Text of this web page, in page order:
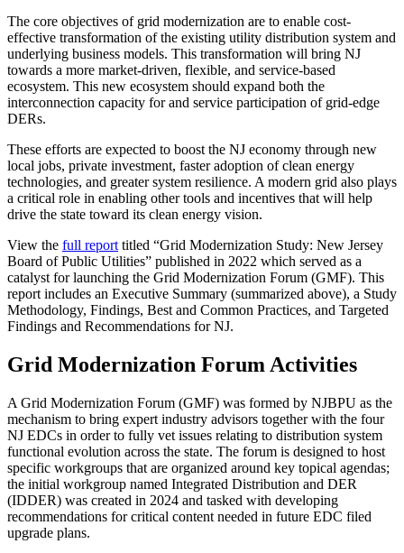
The core objectives of grid modernization are to enable cost-
effective transformation of the existing utility distribution system and
underlying business models. This transformation will bring NJ
towards a more market-driven, flexible, and service-based
ecosystem. This new ecosystem should expand both the
interconnection capacity for and service participation of grid-edge
DERs.​​​​‌ ‍ ​‍​‍‌‍ ‌ ​‍‌‍‍‌‌‍‌ ‌‍‍‌‌‍ ‍​‍​‍​ ‍‍​‍​‍‌ ​ ‌‍​‌‌‍ ‍‌‍‍‌‌ ‌​‌ ‍‌​‍ ‍‌‍‍‌‌‍ ​‍​‍​‍ ​​‍​‍‌‍‍​‌ ​‍‌‍‌‌‌‍‌‍​‍​‍​ ‍‍​‍​‍‌‍‍​‌ ‌​‌ ‌​‌ ​​​ ‍‍​‍ ​‍ ‌‍ ​‌‍ ‌‍​ ‌‍​‌‌‍ ​‌‍‍​‌‍ ‌ ​ ‌ ‌​​ ‍‍​ ​ ​ ​ ​ ​ ​ ​ ​‍ ‌‍‍‌‌‍ ‍‌ ‌​‌‍‌‌‌‍ ‍‌ ‌​​‍ ‌‍‌‌‌‍‌​‌‍‍‌‌ ‌​​‍ ‌‍ ‌‌‍ ‌‍‌​‌‍‌‌​ ‌‌ ​​‌ ​‍‌‍‌‌‌ ​ ‌‍‌‌‌‍ ‍‌ ‌​‌‍​‌‌ ‌​‌‍‍‌‌‍ ‌‍ ‍​ ‍ ‌‍‍‌‌‍‌​​ ‌​ ‌​‌‍‌‍​ ‌‍​ ‍‌​ ‌‌​ ​‌​ ‍​‌‍‌‍​‍ ‌​ ​ ​ ‌‍​ ​​​ ​ ​‍ ‌​ ‌​​ ‍​‌‍‌​​ ‌‍​‍ ‌​ ‍​‌‍​‍‌‍‌‍​ ‍​​‍ ‌​ ‍​​ ​​​ ​ ​ ‌‌​ ‌ ‌‍‌​​ ​​‌‍​‌​ ‌​​ ‍‌‌‍‌‍​ ‌‌​ ‍ ‌ ‌​‌ ‍‌‌ ​​‌‍‌‌​ ‌‌ ​​‌ ​‍‌‍ ‌‍‌ ‌ ​‍‌‍​‌‌‍ ‌​ ‍ ‌ ​​‌‍​‌‌ ‌​‌‍‍​​ ‌‌‍​ ‌‍ ‌‍ ‍‌ ‌​‌‍‌‌‌‍ ‍‌ ‌​‌‌​ ‌‍‌‌‌‍​ ‌ ‌​‌‍‍‌‌‍ ‌‍ ‍‌ ​ ​‍‌‌​ ‌‌‌​​‍‌‌ ‌‍‍ ‌‍‌‌‌ ‍‌​‍‌‌​ ​ ‌​‌​​‍‌‌​ ​ ‌​‌​​‍‌‌​ ​‍​ ​‍​ ​‌‌‍​ ​ ​‍‌‍​‍​ ‌‍​ ‍​​ ​‌‌‍‌​​ ‍​‌‍​‍‌‍​ ​ ‌ ​‍‌‌​ ​‍​ ​‍​‍‌‌​ ‌‌‌​‌​​‍ ‍‌‍​ ‌‍ ‌‍ ‍‌ ‌​‌‍‌‌‌‍ ‍‌ ‌​​‍‌‌​ ‌‌‌​​‍‌‌ ‌‍‍ ‌‍‌‌‌ ‍‌​‍‌‌​ ​ ‌​‌​​‍‌‌​ ​ ‌​‌​​‍‌‌​ ​‍​ ​‍‌‍​‌​ ‌ ​ ​ ​ ‌ ​ ​‍​ ‌​​ ‌‌‌‍‌​​ ‍‌​ ​​​ ​ ​ ‌‌​‍‌‌​ ​‍​ ​‍​‍‌‌​ ‌‌‌​‌​​‍ ‍‌‍​ ‌‍‍​‌‍‍‌‌‍ ​‌‍‌​‌ ​‍‌‍‌‌‌‍ ‍​‍‌‌​ ‌‌‌​​‍‌‌ ‌‍‍ ‌‍‌‌‌ ‍‌​‍‌‌​ ​ ‌​‌​​‍‌‌​ ​ ‌​‌​​‍‌‌​ ​‍​ ​‍​ ‍‌​ ‍​​ ‍​‌‍​‍​ ​‍​ ‌​‌‍​ ‌‍‌​‌‍​ ​ ‍​​ ‍‌​ ​​​‍‌‌​ ​‍​ ​‍​‍‌‌​ ‌‌‌​‌​​‍ ‍‌ ‌​‌‍‌‌‌ ‍​‌ ‌​​ ‌‍​‍‌‍​‌‌ ​ ‌‍‌‌‌‌‌‌‌ ​‍‌‍ ​​ ‌‌‍‍​‌ ‌​‌ ‌​‌ ​​​‍‌‌​ ​ ‌​​‌​‍‌‌​ ​‍‌​‌‍​‍‌‌​ ​‍‌​‌‍‌‍ ​‌‍ ‌‍​ ‌‍​‌‌‍ ​‌‍‍​‌‍ ‌ ​ ‌ ‌​​‍‌‌​ ​ ‌​​‌​ ​ ​ ​ ​ ​ ​ ​ ​‍‌‍‌‍‍‌‌‍‌​​ ‌​ ‌​‌‍‌‍​ ‌‍​ ‍‌​ ‌‌​ ​‌​ ‍​‌‍‌‍​‍ ‌​ ​ ​ ‌‍​ ​​​ ​ ​‍ ‌​ ‌​​ ‍​‌‍‌​​ ‌‍​‍ ‌​ ‍​‌‍​‍‌‍‌‍​ ‍​​‍ ‌​ ‍​​ ​​​ ​ ​ ‌‌​ ‌ ‌‍‌​​ ​​‌‍​‌​ ‌​​ ‍‌‌‍‌‍​ ‌‌​‍‌‍‌ ‌​‌ ‍‌‌ ​​‌‍‌‌​ ‌‌ ​​‌ ​‍‌‍ ‌‍‌ ‌ ​‍‌‍​‌‌‍ ‌​‍‌‍‌ ​​‌‍​‌‌ ‌​‌‍‍​​ ‌‌‍​ ‌‍ ‌‍ ‍‌ ‌​‌‍‌‌‌‍ ‍‌ ‌​‌‌​ ‌‍‌‌‌‍​ ‌ ‌​‌‍‍‌‌‍ ‌‍ ‍‌ ​ ​‍‌‌​ ‌‌‌​​‍‌‌ ‌‍‍ ‌‍‌‌‌ ‍‌​‍‌‌​ ​ ‌​‌​​‍‌‌​ ​ ‌​‌​​‍‌‌​ ​‍​ ​‍​ ​‌‌‍​ ​ ​‍‌‍​‍​ ‌‍​ ‍​​ ​‌‌‍‌​​ ‍​‌‍​‍‌‍​ ​ ‌ ​‍‌‌​ ​‍​ ​‍​‍‌‌​ ‌‌‌​‌​​‍ ‍‌‍​ ‌‍ ‌‍ ‍‌ ‌​‌‍‌‌‌‍ ‍‌ ‌​​‍‌‌​ ‌‌‌​​‍‌‌ ‌‍‍ ‌‍‌‌‌ ‍‌​‍‌‌​ ​ ‌​‌​​‍‌‌​ ​ ‌​‌​​‍‌‌​ ​‍​ ​‍‌‍​‌​ ‌ ​ ​ ​ ‌ ​ ​‍​ ‌​​ ‌‌‌‍‌​​ ‍‌​ ​​​ ​ ​ ‌‌​‍‌‌​ ​‍​ ​‍​‍‌‌​ ‌‌‌​‌​​‍ ‍‌‍​ ‌‍‍​‌‍‍‌‌‍ ​‌‍‌​‌ ​‍‌‍‌‌‌‍ ‍​‍‌‌​ ‌‌‌​​‍‌‌ ‌‍‍ ‌‍‌‌‌ ‍‌​‍‌‌​ ​ ‌​‌​​‍‌‌​ ​ ‌​‌​​‍‌‌​ ​‍​ ​‍​ ‍‌​ ‍​​ ‍​‌‍​‍​ ​‍​ ‌​‌‍​ ‌‍‌​‌‍​ ​ ‍​​ ‍‌​ ​​​‍‌‌​ ​‍​ ​‍​‍‌‌​ ‌‌‌​‌​​‍ ‍‌ ‌​‌‍‌‌‌ ‍​‌ ‌​​‍‌‍‌ ​​‌‍‌‌‌ ​‍‌ ​ ‌ ​​‌‍‌‌‌‍​ ‌ ‌​‌‍‍‌‌ ‌‍‌‍‌‌​ ‌‌ ​​‌ ‌‌‌‍​‍‌‍ ​‌‍‍‌‌ ​ ‌‍‍​‌‍‌‌‌‍‌​​‍​‍‌ ‌
These efforts are expected to boost the NJ economy through new
local jobs, private investment, faster adoption of clean energy
technologies, and greater system resilience. A modern grid also plays
a critical role in enabling other tools and incentives that will help
drive the state toward its clean energy vision.​​​​‌ ‍ ​‍​‍‌‍ ‌ ​‍‌‍‍‌‌‍‌ ‌‍‍‌‌‍ ‍​‍​‍​ ‍‍​‍​‍‌ ​ ‌‍​‌‌‍ ‍‌‍‍‌‌ ‌​‌ ‍‌​‍ ‍‌‍‍‌‌‍ ​‍​‍​‍ ​​‍​‍‌‍‍​‌ ​‍‌‍‌‌‌‍‌‍​‍​‍​ ‍‍​‍​‍‌‍‍​‌ ‌​‌ ‌​‌ ​​​ ‍‍​‍ ​‍ ‌‍ ​‌‍ ‌‍​ ‌‍​‌‌‍ ​‌‍‍​‌‍ ‌ ​ ‌ ‌​​ ‍‍​ ​ ​ ​ ​ ​ ​ ​ ​‍ ‌‍‍‌‌‍ ‍‌ ‌​‌‍‌‌‌‍ ‍‌ ‌​​‍ ‌‍‌‌‌‍‌​‌‍‍‌‌ ‌​​‍ ‌‍ ‌‌‍ ‌‍‌​‌‍‌‌​ ‌‌ ​​‌ ​‍‌‍‌‌‌ ​ ‌‍‌‌‌‍ ‍‌ ‌​‌‍​‌‌ ‌​‌‍‍‌‌‍ ‌‍ ‍​ ‍ ‌‍‍‌‌‍‌​​ ‌​ ‌​‌‍‌‍​ ‌‍​ ‍‌​ ‌‌​ ​‌​ ‍​‌‍‌‍​‍ ‌​ ​ ​ ‌‍​ ​​​ ​ ​‍ ‌​ ‌​​ ‍​‌‍‌​​ ‌‍​‍ ‌​ ‍​‌‍​‍‌‍‌‍​ ‍​​‍ ‌​ ‍​​ ​​​ ​ ​ ‌‌​ ‌ ‌‍‌​​ ​​‌‍​‌​ ‌​​ ‍‌‌‍‌‍​ ‌‌​ ‍ ‌ ‌​‌ ‍‌‌ ​​‌‍‌‌​ ‌‌ ​​‌ ​‍‌‍ ‌‍‌ ‌ ​‍‌‍​‌‌‍ ‌​ ‍ ‌ ​​‌‍​‌‌ ‌​‌‍‍​​ ‌‌‍​ ‌‍ ‌‍ ‍‌ ‌​‌‍‌‌‌‍ ‍‌ ‌​‌‌​ ‌‍‌‌‌‍​ ‌ ‌​‌‍‍‌‌‍ ‌‍ ‍‌ ​ ​‍‌‌​ ‌‌‌​​‍‌‌ ‌‍‍ ‌‍‌‌‌ ‍‌​‍‌‌​ ​ ‌​‌​​‍‌‌​ ​ ‌​‌​​‍‌‌​ ​‍​ ​‍​ ​‌‌‍​ ​ ​‍‌‍​‍​ ‌‍​ ‍​​ ​‌‌‍‌​​ ‍​‌‍​‍‌‍​ ​ ‌ ​‍‌‌​ ​‍​ ​‍​‍‌‌​ ‌‌‌​‌​​‍ ‍‌‍​ ‌‍ ‌‍ ‍‌ ‌​‌‍‌‌‌‍ ‍‌ ‌​​‍‌‌​ ‌‌‌​​‍‌‌ ‌‍‍ ‌‍‌‌‌ ‍‌​‍‌‌​ ​ ‌​‌​​‍‌‌​ ​ ‌​‌​​‍‌‌​ ​‍​ ​‍‌‍‌‌​ ​‌‌‍‌‍‌‍​‌​ ‌‍​ ‌‍​ ‌ ‌‍​‌​ ‍​​ ‌ ​ ‌​​ ​‌​‍‌‌​ ​‍​ ​‍​‍‌‌​ ‌‌‌​‌​​‍ ‍‌‍​ ‌‍‍​‌‍‍‌‌‍ ​‌‍‌​‌ ​‍‌‍‌‌‌‍ ‍​‍‌‌​ ‌‌‌​​‍‌‌ ‌‍‍ ‌‍‌‌‌ ‍‌​‍‌‌​ ​ ‌​‌​​‍‌‌​ ​ ‌​‌​​‍‌‌​ ​‍​ ​‍​ ‍‌‌‍​ ‌‍‌‍​ ‌​​ ‌‍‌‍‌‌‌‍​‍​ ‌‍​ ​ ​ ‌‌​ ‌‌​ ​‌​‍‌‌​ ​‍​ ​‍​‍‌‌​ ‌‌‌​‌​​‍ ‍‌ ‌​‌‍‌‌‌ ‍​‌ ‌​​ ‌‍​‍‌‍​‌‌ ​ ‌‍‌‌‌‌‌‌‌ ​‍‌‍ ​​ ‌‌‍‍​‌ ‌​‌ ‌​‌ ​​​‍‌‌​ ​ ‌​​‌​‍‌‌​ ​‍‌​‌‍​‍‌‌​ ​‍‌​‌‍‌‍ ​‌‍ ‌‍​ ‌‍​‌‌‍ ​‌‍‍​‌‍ ‌ ​ ‌ ‌​​‍‌‌​ ​ ‌​​‌​ ​ ​ ​ ​ ​ ​ ​ ​‍‌‍‌‍‍‌‌‍‌​​ ‌​ ‌​‌‍‌‍​ ‌‍​ ‍‌​ ‌‌​ ​‌​ ‍​‌‍‌‍​‍ ‌​ ​ ​ ‌‍​ ​​​ ​ ​‍ ‌​ ‌​​ ‍​‌‍‌​​ ‌‍​‍ ‌​ ‍​‌‍​‍‌‍‌‍​ ‍​​‍ ‌​ ‍​​ ​​​ ​ ​ ‌‌​ ‌ ‌‍‌​​ ​​‌‍​‌​ ‌​​ ‍‌‌‍‌‍​ ‌‌​‍‌‍‌ ‌​‌ ‍‌‌ ​​‌‍‌‌​ ‌‌ ​​‌ ​‍‌‍ ‌‍‌ ‌ ​‍‌‍​‌‌‍ ‌​‍‌‍‌ ​​‌‍​‌‌ ‌​‌‍‍​​ ‌‌‍​ ‌‍ ‌‍ ‍‌ ‌​‌‍‌‌‌‍ ‍‌ ‌​‌‌​ ‌‍‌‌‌‍​ ‌ ‌​‌‍‍‌‌‍ ‌‍ ‍‌ ​ ​‍‌‌​ ‌‌‌​​‍‌‌ ‌‍‍ ‌‍‌‌‌ ‍‌​‍‌‌​ ​ ‌​‌​​‍‌‌​ ​ ‌​‌​​‍‌‌​ ​‍​ ​‍​ ​‌‌‍​ ​ ​‍‌‍​‍​ ‌‍​ ‍​​ ​‌‌‍‌​​ ‍​‌‍​‍‌‍​ ​ ‌ ​‍‌‌​ ​‍​ ​‍​‍‌‌​ ‌‌‌​‌​​‍ ‍‌‍​ ‌‍ ‌‍ ‍‌ ‌​‌‍‌‌‌‍ ‍‌ ‌​​‍‌‌​ ‌‌‌​​‍‌‌ ‌‍‍ ‌‍‌‌‌ ‍‌​‍‌‌​ ​ ‌​‌​​‍‌‌​ ​ ‌​‌​​‍‌‌​ ​‍​ ​‍‌‍‌‌​ ​‌‌‍‌‍‌‍​‌​ ‌‍​ ‌‍​ ‌ ‌‍​‌​ ‍​​ ‌ ​ ‌​​ ​‌​‍‌‌​ ​‍​ ​‍​‍‌‌​ ‌‌‌​‌​​‍ ‍‌‍​ ‌‍‍​‌‍‍‌‌‍ ​‌‍‌​‌ ​‍‌‍‌‌‌‍ ‍​‍‌‌​ ‌‌‌​​‍‌‌ ‌‍‍ ‌‍‌‌‌ ‍‌​‍‌‌​ ​ ‌​‌​​‍‌‌​ ​ ‌​‌​​‍‌‌​ ​‍​ ​‍​ ‍‌‌‍​ ‌‍‌‍​ ‌​​ ‌‍‌‍‌‌‌‍​‍​ ‌‍​ ​ ​ ‌‌​ ‌‌​ ​‌​‍‌‌​ ​‍​ ​‍​‍‌‌​ ‌‌‌​‌​​‍ ‍‌ ‌​‌‍‌‌‌ ‍​‌ ‌​​‍‌‍‌ ​​‌‍‌‌‌ ​‍‌ ​ ‌ ​​‌‍‌‌‌‍​ ‌ ‌​‌‍‍‌‌ ‌‍‌‍‌‌​ ‌‌ ​​‌ ‌‌‌‍​‍‌‍ ​‌‍‍‌‌ ​ ‌‍‍​‌‍‌‌‌‍‌​​‍​‍‌ ‌
View the ​​​​‌ ‍ ​‍​‍‌‍ ‌ ​‍‌‍‍‌‌‍‌ ‌‍‍‌‌‍ ‍​‍​‍​ ‍‍​‍​‍‌ ​ ‌‍​‌‌‍ ‍‌‍‍‌‌ ‌​‌ ‍‌​‍ ‍‌‍‍‌‌‍ ​‍​‍​‍ ​​‍​‍‌‍‍​‌ ​‍‌‍‌‌‌‍‌‍​‍​‍​ ‍‍​‍​‍‌‍‍​‌ ‌​‌ ‌​‌ ​​​ ‍‍​‍ ​‍ ‌‍ ​‌‍ ‌‍​ ‌‍​‌‌‍ ​‌‍‍​‌‍ ‌ ​ ‌ ‌​​ ‍‍​ ​ ​ ​ ​ ​ ​ ​ ​‍ ‌‍‍‌‌‍ ‍‌ ‌​‌‍‌‌‌‍ ‍‌ ‌​​‍ ‌‍‌‌‌‍‌​‌‍‍‌‌ ‌​​‍ ‌‍ ‌‌‍ ‌‍‌​‌‍‌‌​ ‌‌ ​​‌ ​‍‌‍‌‌‌ ​ ‌‍‌‌‌‍ ‍‌ ‌​‌‍​‌‌ ‌​‌‍‍‌‌‍ ‌‍ ‍​ ‍ ‌‍‍‌‌‍‌​​ ‌​ ‌​‌‍‌‍​ ‌‍​ ‍‌​ ‌‌​ ​‌​ ‍​‌‍‌‍​‍ ‌​ ​ ​ ‌‍​ ​​​ ​ ​‍ ‌​ ‌​​ ‍​‌‍‌​​ ‌‍​‍ ‌​ ‍​‌‍​‍‌‍‌‍​ ‍​​‍ ‌​ ‍​​ ​​​ ​ ​ ‌‌​ ‌ ‌‍‌​​ ​​‌‍​‌​ ‌​​ ‍‌‌‍‌‍​ ‌‌​ ‍ ‌ ‌​‌ ‍‌‌ ​​‌‍‌‌​ ‌‌ ​​‌ ​‍‌‍ ‌‍‌ ‌ ​‍‌‍​‌‌‍ ‌​ ‍ ‌ ​​‌‍​‌‌ ‌​‌‍‍​​ ‌‌‍​ ‌‍ ‌‍ ‍‌ ‌​‌‍‌‌‌‍ ‍‌ ‌​‌‌​ ‌‍‌‌‌‍​ ‌ ‌​‌‍‍‌‌‍ ‌‍ ‍‌ ​ ​‍‌‌​ ‌‌‌​​‍‌‌ ‌‍‍ ‌‍‌‌‌ ‍‌​‍‌‌​ ​ ‌​‌​​‍‌‌​ ​ ‌​‌​​‍‌‌​ ​‍​ ​‍​ ​‌‌‍​ ​ ​‍‌‍​‍​ ‌‍​ ‍​​ ​‌‌‍‌​​ ‍​‌‍​‍‌‍​ ​ ‌ ​‍‌‌​ ​‍​ ​‍​‍‌‌​ ‌‌‌​‌​​‍ ‍‌‍​ ‌‍ ‌‍ ‍‌ ‌​‌‍‌‌‌‍ ‍‌ ‌​​‍‌‌​ ‌‌‌​​‍‌‌ ‌‍‍ ‌‍‌‌‌ ‍‌​‍‌‌​ ​ ‌​‌​​‍‌‌​ ​ ‌​‌​​‍‌‌​ ​‍​ ​‍​ ‌ ​ ‍‌‌‍​ ‌‍​‍​ ‌ ‌‍​ ​ ​ ​ ‌ ‌‍‌​​ ‌‌​ ​ ​ ​‍​‍‌‌​ ​‍​ ​‍​‍‌‌​ ‌‌‌​‌​​‍ ‍‌‍​ ‌‍‍​‌‍‍‌‌‍ ​‌‍‌​‌ ​‍‌‍‌‌‌‍ ‍​‍‌‌​ ‌‌‌​​‍‌‌ ‌‍‍ ‌‍‌‌‌ ‍‌​‍‌‌​ ​ ‌​‌​​‍‌‌​ ​ ‌​‌​​‍‌‌​ ​‍​ ​‍‌‍‌‍​ ‍‌​ ‍​​ ‍​​ ​ ‌‍‌‌​ ‍‌‌‍‌‍​ ​ ​ ‍​​ ​​​ ‌ ​‍‌‌​ ​‍​ ​‍​‍‌‌​ ‌‌‌​‌​​‍ ‍‌ ‌​‌‍‌‌‌ ‍​‌ ‌​​ ‌‍​‍‌‍​‌‌ ​ ‌‍‌‌‌‌‌‌‌ ​‍‌‍ ​​ ‌‌‍‍​‌ ‌​‌ ‌​‌ ​​​‍‌‌​ ​ ‌​​‌​‍‌‌​ ​‍‌​‌‍​‍‌‌​ ​‍‌​‌‍‌‍ ​‌‍ ‌‍​ ‌‍​‌‌‍ ​‌‍‍​‌‍ ‌ ​ ‌ ‌​​‍‌‌​ ​ ‌​​‌​ ​ ​ ​ ​ ​ ​ ​ ​‍‌‍‌‍‍‌‌‍‌​​ ‌​ ‌​‌‍‌‍​ ‌‍​ ‍‌​ ‌‌​ ​‌​ ‍​‌‍‌‍​‍ ‌​ ​ ​ ‌‍​ ​​​ ​ ​‍ ‌​ ‌​​ ‍​‌‍‌​​ ‌‍​‍ ‌​ ‍​‌‍​‍‌‍‌‍​ ‍​​‍ ‌​ ‍​​ ​​​ ​ ​ ‌‌​ ‌ ‌‍‌​​ ​​‌‍​‌​ ‌​​ ‍‌‌‍‌‍​ ‌‌​‍‌‍‌ ‌​‌ ‍‌‌ ​​‌‍‌‌​ ‌‌ ​​‌ ​‍‌‍ ‌‍‌ ‌ ​‍‌‍​‌‌‍ ‌​‍‌‍‌ ​​‌‍​‌‌ ‌​‌‍‍​​ ‌‌‍​ ‌‍ ‌‍ ‍‌ ‌​‌‍‌‌‌‍ ‍‌ ‌​‌‌​ ‌‍‌‌‌‍​ ‌ ‌​‌‍‍‌‌‍ ‌‍ ‍‌ ​ ​‍‌‌​ ‌‌‌​​‍‌‌ ‌‍‍ ‌‍‌‌‌ ‍‌​‍‌‌​ ​ ‌​‌​​‍‌‌​ ​ ‌​‌​​‍‌‌​ ​‍​ ​‍​ ​‌‌‍​ ​ ​‍‌‍​‍​ ‌‍​ ‍​​ ​‌‌‍‌​​ ‍​‌‍​‍‌‍​ ​ ‌ ​‍‌‌​ ​‍​ ​‍​‍‌‌​ ‌‌‌​‌​​‍ ‍‌‍​ ‌‍ ‌‍ ‍‌ ‌​‌‍‌‌‌‍ ‍‌ ‌​​‍‌‌​ ‌‌‌​​‍‌‌ ‌‍‍ ‌‍‌‌‌ ‍‌​‍‌‌​ ​ ‌​‌​​‍‌‌​ ​ ‌​‌​​‍‌‌​ ​‍​ ​‍​ ‌ ​ ‍‌‌‍​ ‌‍​‍​ ‌ ‌‍​ ​ ​ ​ ‌ ‌‍‌​​ ‌‌​ ​ ​ ​‍​‍‌‌​ ​‍​ ​‍​‍‌‌​ ‌‌‌​‌​​‍ ‍‌‍​ ‌‍‍​‌‍‍‌‌‍ ​‌‍‌​‌ ​‍‌‍‌‌‌‍ ‍​‍‌‌​ ‌‌‌​​‍‌‌ ‌‍‍ ‌‍‌‌‌ ‍‌​‍‌‌​ ​ ‌​‌​​‍‌‌​ ​ ‌​‌​​‍‌‌​ ​‍​ ​‍‌‍‌‍​ ‍‌​ ‍​​ ‍​​ ​ ‌‍‌‌​ ‍‌‌‍‌‍​ ​ ​ ‍​​ ​​​ ‌ ​‍‌‌​ ​‍​ ​‍​‍‌‌​ ‌‌‌​‌​​‍ ‍‌ ‌​‌‍‌‌‌ ‍​‌ ‌​​‍‌‍‌ ​​‌‍‌‌‌ ​‍‌ ​ ‌ ​​‌‍‌‌‌‍​ ‌ ‌​‌‍‍‌‌ ‌‍‌‍‌‌​ ‌‌ ​​‌ ‌‌‌‍​‍‌‍ ​‌‍‍‌‌ ​ ‌‍‍​‌‍‌‌‌‍‌​​‍​‍‌ ‌ full report titled “Grid Modernization Study: New Jersey
Board of Public Utilities” published in 2022 which served as a
catalyst for launching the Grid Modernization Forum (GMF). This
report includes an Executive Summary (summarized above), a Study
Methodology, Findings, Best and Common Practices, and Targeted
Findings and Recommendations for NJ.​​​​‌ ‍ ​‍​‍‌‍ ‌ ​‍‌‍‍‌‌‍‌ ‌‍‍‌‌‍ ‍​‍​‍​ ‍‍​‍​‍‌ ​ ‌‍​‌‌‍ ‍‌‍‍‌‌ ‌​‌ ‍‌​‍ ‍‌‍‍‌‌‍ ​‍​‍​‍ ​​‍​‍‌‍‍​‌ ​‍‌‍‌‌‌‍‌‍​‍​‍​ ‍‍​‍​‍‌‍‍​‌ ‌​‌ ‌​‌ ​​​ ‍‍​‍ ​‍ ‌‍ ​‌‍ ‌‍​ ‌‍​‌‌‍ ​‌‍‍​‌‍ ‌ ​ ‌ ‌​​ ‍‍​ ​ ​ ​ ​ ​ ​ ​ ​‍ ‌‍‍‌‌‍ ‍‌ ‌​‌‍‌‌‌‍ ‍‌ ‌​​‍ ‌‍‌‌‌‍‌​‌‍‍‌‌ ‌​​‍ ‌‍ ‌‌‍ ‌‍‌​‌‍‌‌​ ‌‌ ​​‌ ​‍‌‍‌‌‌ ​ ‌‍‌‌‌‍ ‍‌ ‌​‌‍​‌‌ ‌​‌‍‍‌‌‍ ‌‍ ‍​ ‍ ‌‍‍‌‌‍‌​​ ‌​ ‌​‌‍‌‍​ ‌‍​ ‍‌​ ‌‌​ ​‌​ ‍​‌‍‌‍​‍ ‌​ ​ ​ ‌‍​ ​​​ ​ ​‍ ‌​ ‌​​ ‍​‌‍‌​​ ‌‍​‍ ‌​ ‍​‌‍​‍‌‍‌‍​ ‍​​‍ ‌​ ‍​​ ​​​ ​ ​ ‌‌​ ‌ ‌‍‌​​ ​​‌‍​‌​ ‌​​ ‍‌‌‍‌‍​ ‌‌​ ‍ ‌ ‌​‌ ‍‌‌ ​​‌‍‌‌​ ‌‌ ​​‌ ​‍‌‍ ‌‍‌ ‌ ​‍‌‍​‌‌‍ ‌​ ‍ ‌ ​​‌‍​‌‌ ‌​‌‍‍​​ ‌‌‍​ ‌‍ ‌‍ ‍‌ ‌​‌‍‌‌‌‍ ‍‌ ‌​‌‌​ ‌‍‌‌‌‍​ ‌ ‌​‌‍‍‌‌‍ ‌‍ ‍‌ ​ ​‍‌‌​ ‌‌‌​​‍‌‌ ‌‍‍ ‌‍‌‌‌ ‍‌​‍‌‌​ ​ ‌​‌​​‍‌‌​ ​ ‌​‌​​‍‌‌​ ​‍​ ​‍​ ​‌‌‍​ ​ ​‍‌‍​‍​ ‌‍​ ‍​​ ​‌‌‍‌​​ ‍​‌‍​‍‌‍​ ​ ‌ ​‍‌‌​ ​‍​ ​‍​‍‌‌​ ‌‌‌​‌​​‍ ‍‌‍​ ‌‍ ‌‍ ‍‌ ‌​‌‍‌‌‌‍ ‍‌ ‌​​‍‌‌​ ‌‌‌​​‍‌‌ ‌‍‍ ‌‍‌‌‌ ‍‌​‍‌‌​ ​ ‌​‌​​‍‌‌​ ​ ‌​‌​​‍‌‌​ ​‍​ ​‍​ ‌ ​ ‍‌‌‍​ ‌‍​‍​ ‌ ‌‍​ ​ ​ ​ ‌ ‌‍‌​​ ‌‌​ ​ ​ ​‍​‍‌‌​ ​‍​ ​‍​‍‌‌​ ‌‌‌​‌​​‍ ‍‌‍​ ‌‍‍​‌‍‍‌‌‍ ​‌‍‌​‌ ​‍‌‍‌‌‌‍ ‍​‍‌‌​ ‌‌‌​​‍‌‌ ‌‍‍ ‌‍‌‌‌ ‍‌​‍‌‌​ ​ ‌​‌​​‍‌‌​ ​ ‌​‌​​‍‌‌​ ​‍​ ​‍‌‍‌‍‌‍‌​‌‍​‌​ ‍‌​ ‌‍​ ‌‌​ ​‍​ ‌​​ ​​​ ‍‌​ ‌ ‌‍​‌​‍‌‌​ ​‍​ ​‍​‍‌‌​ ‌‌‌​‌​​‍ ‍‌ ‌​‌‍‌‌‌ ‍​‌ ‌​​ ‌‍​‍‌‍​‌‌ ​ ‌‍‌‌‌‌‌‌‌ ​‍‌‍ ​​ ‌‌‍‍​‌ ‌​‌ ‌​‌ ​​​‍‌‌​ ​ ‌​​‌​‍‌‌​ ​‍‌​‌‍​‍‌‌​ ​‍‌​‌‍‌‍ ​‌‍ ‌‍​ ‌‍​‌‌‍ ​‌‍‍​‌‍ ‌ ​ ‌ ‌​​‍‌‌​ ​ ‌​​‌​ ​ ​ ​ ​ ​ ​ ​ ​‍‌‍‌‍‍‌‌‍‌​​ ‌​ ‌​‌‍‌‍​ ‌‍​ ‍‌​ ‌‌​ ​‌​ ‍​‌‍‌‍​‍ ‌​ ​ ​ ‌‍​ ​​​ ​ ​‍ ‌​ ‌​​ ‍​‌‍‌​​ ‌‍​‍ ‌​ ‍​‌‍​‍‌‍‌‍​ ‍​​‍ ‌​ ‍​​ ​​​ ​ ​ ‌‌​ ‌ ‌‍‌​​ ​​‌‍​‌​ ‌​​ ‍‌‌‍‌‍​ ‌‌​‍‌‍‌ ‌​‌ ‍‌‌ ​​‌‍‌‌​ ‌‌ ​​‌ ​‍‌‍ ‌‍‌ ‌ ​‍‌‍​‌‌‍ ‌​‍‌‍‌ ​​‌‍​‌‌ ‌​‌‍‍​​ ‌‌‍​ ‌‍ ‌‍ ‍‌ ‌​‌‍‌‌‌‍ ‍‌ ‌​‌‌​ ‌‍‌‌‌‍​ ‌ ‌​‌‍‍‌‌‍ ‌‍ ‍‌ ​ ​‍‌‌​ ‌‌‌​​‍‌‌ ‌‍‍ ‌‍‌‌‌ ‍‌​‍‌‌​ ​ ‌​‌​​‍‌‌​ ​ ‌​‌​​‍‌‌​ ​‍​ ​‍​ ​‌‌‍​ ​ ​‍‌‍​‍​ ‌‍​ ‍​​ ​‌‌‍‌​​ ‍​‌‍​‍‌‍​ ​ ‌ ​‍‌‌​ ​‍​ ​‍​‍‌‌​ ‌‌‌​‌​​‍ ‍‌‍​ ‌‍ ‌‍ ‍‌ ‌​‌‍‌‌‌‍ ‍‌ ‌​​‍‌‌​ ‌‌‌​​‍‌‌ ‌‍‍ ‌‍‌‌‌ ‍‌​‍‌‌​ ​ ‌​‌​​‍‌‌​ ​ ‌​‌​​‍‌‌​ ​‍​ ​‍​ ‌ ​ ‍‌‌‍​ ‌‍​‍​ ‌ ‌‍​ ​ ​ ​ ‌ ‌‍‌​​ ‌‌​ ​ ​ ​‍​‍‌‌​ ​‍​ ​‍​‍‌‌​ ‌‌‌​‌​​‍ ‍‌‍​ ‌‍‍​‌‍‍‌‌‍ ​‌‍‌​‌ ​‍‌‍‌‌‌‍ ‍​‍‌‌​ ‌‌‌​​‍‌‌ ‌‍‍ ‌‍‌‌‌ ‍‌​‍‌‌​ ​ ‌​‌​​‍‌‌​ ​ ‌​‌​​‍‌‌​ ​‍​ ​‍‌‍‌‍‌‍‌​‌‍​‌​ ‍‌​ ‌‍​ ‌‌​ ​‍​ ‌​​ ​​​ ‍‌​ ‌ ‌‍​‌​‍‌‌​ ​‍​ ​‍​‍‌‌​ ‌‌‌​‌​​‍ ‍‌ ‌​‌‍‌‌‌ ‍​‌ ‌​​‍‌‍‌ ​​‌‍‌‌‌ ​‍‌ ​ ‌ ​​‌‍‌‌‌‍​ ‌ ‌​‌‍‍‌‌ ‌‍‌‍‌‌​ ‌‌ ​​‌ ‌‌‌‍​‍‌‍ ​‌‍‍‌‌ ​ ‌‍‍​‌‍‌‌‌‍‌​​‍​‍‌ ‌
Grid Modernization Forum Activities​​​​‌ ‍ ​‍​‍‌‍ ‌ ​‍‌‍‍‌‌‍‌ ‌‍‍‌‌‍ ‍​‍​‍​ ‍‍​‍​‍‌ ​ ‌‍​‌‌‍ ‍‌‍‍‌‌ ‌​‌ ‍‌​‍ ‍‌‍‍‌‌‍ ​‍​‍​‍ ​​‍​‍‌‍‍​‌ ​‍‌‍‌‌‌‍‌‍​‍​‍​ ‍‍​‍​‍‌‍‍​‌ ‌​‌ ‌​‌ ​​​ ‍‍​‍ ​‍ ‌‍ ​‌‍ ‌‍​ ‌‍​‌‌‍ ​‌‍‍​‌‍ ‌ ​ ‌ ‌​​ ‍‍​ ​ ​ ​ ​ ​ ​ ​ ​‍ ‌‍‍‌‌‍ ‍‌ ‌​‌‍‌‌‌‍ ‍‌ ‌​​‍ ‌‍‌‌‌‍‌​‌‍‍‌‌ ‌​​‍ ‌‍ ‌‌‍ ‌‍‌​‌‍‌‌​ ‌‌ ​​‌ ​‍‌‍‌‌‌ ​ ‌‍‌‌‌‍ ‍‌ ‌​‌‍​‌‌ ‌​‌‍‍‌‌‍ ‌‍ ‍​ ‍ ‌‍‍‌‌‍‌​​ ‌​ ‌​‌‍‌‍​ ‌‍​ ‍‌​ ‌‌​ ​‌​ ‍​‌‍‌‍​‍ ‌​ ​ ​ ‌‍​ ​​​ ​ ​‍ ‌​ ‌​​ ‍​‌‍‌​​ ‌‍​‍ ‌​ ‍​‌‍​‍‌‍‌‍​ ‍​​‍ ‌​ ‍​​ ​​​ ​ ​ ‌‌​ ‌ ‌‍‌​​ ​​‌‍​‌​ ‌​​ ‍‌‌‍‌‍​ ‌‌​ ‍ ‌ ‌​‌ ‍‌‌ ​​‌‍‌‌​ ‌‌ ​​‌ ​‍‌‍ ‌‍‌ ‌ ​‍‌‍​‌‌‍ ‌​ ‍ ‌ ​​‌‍​‌‌ ‌​‌‍‍​​ ‌‌‍​ ‌‍ ‌‍ ‍‌ ‌​‌‍‌‌‌‍ ‍‌ ‌​‌‌​ ‌‍‌‌‌‍​ ‌ ‌​‌‍‍‌‌‍ ‌‍ ‍‌ ​ ​‍‌‌​ ‌‌‌​​‍‌‌ ‌‍‍ ‌‍‌‌‌ ‍‌​‍‌‌​ ​ ‌​‌​​‍‌‌​ ​ ‌​‌​​‍‌‌​ ​‍​ ​‍‌‍​ ​ ​ ‌‍​ ‌‍​‌​ ‍‌‌‍‌‌‌‍‌​​ ​‍‌‍‌‌​ ‌‌‌‍‌‌​ ​‍​‍‌‌​ ​‍​ ​‍​‍‌‌​ ‌‌‌​‌​​‍ ‍‌‍‍​‌‍‌‌‌‍​‌‌‍‌​‌‍‍‌‌‍ ‍‌‍‌ ​ ‌‍​‍‌‍​‌‌ ​ ‌‍‌‌‌‌‌‌‌ ​‍‌‍ ​​ ‌‌‍‍​‌ ‌​‌ ‌​‌ ​​​‍‌‌​ ​ ‌​​‌​‍‌‌​ ​‍‌​‌‍​‍‌‌​ ​‍‌​‌‍‌‍ ​‌‍ ‌‍​ ‌‍​‌‌‍ ​‌‍‍​‌‍ ‌ ​ ‌ ‌​​‍‌‌​ ​ ‌​​‌​ ​ ​ ​ ​ ​ ​ ​ ​‍‌‍‌‍‍‌‌‍‌​​ ‌​ ‌​‌‍‌‍​ ‌‍​ ‍‌​ ‌‌​ ​‌​ ‍​‌‍‌‍​‍ ‌​ ​ ​ ‌‍​ ​​​ ​ ​‍ ‌​ ‌​​ ‍​‌‍‌​​ ‌‍​‍ ‌​ ‍​‌‍​‍‌‍‌‍​ ‍​​‍ ‌​ ‍​​ ​​​ ​ ​ ‌‌​ ‌ ‌‍‌​​ ​​‌‍​‌​ ‌​​ ‍‌‌‍‌‍​ ‌‌​‍‌‍‌ ‌​‌ ‍‌‌ ​​‌‍‌‌​ ‌‌ ​​‌ ​‍‌‍ ‌‍‌ ‌ ​‍‌‍​‌‌‍ ‌​‍‌‍‌ ​​‌‍​‌‌ ‌​‌‍‍​​ ‌‌‍​ ‌‍ ‌‍ ‍‌ ‌​‌‍‌‌‌‍ ‍‌ ‌​‌‌​ ‌‍‌‌‌‍​ ‌ ‌​‌‍‍‌‌‍ ‌‍ ‍‌ ​ ​‍‌‌​ ‌‌‌​​‍‌‌ ‌‍‍ ‌‍‌‌‌ ‍‌​‍‌‌​ ​ ‌​‌​​‍‌‌​ ​ ‌​‌​​‍‌‌​ ​‍​ ​‍‌‍​ ​ ​ ‌‍​ ‌‍​‌​ ‍‌‌‍‌‌‌‍‌​​ ​‍‌‍‌‌​ ‌‌‌‍‌‌​ ​‍​‍‌‌​ ​‍​ ​‍​‍‌‌​ ‌‌‌​‌​​‍ ‍‌‍‍​‌‍‌‌‌‍​‌‌‍‌​‌‍‍‌‌‍ ‍‌‍‌ ​‍‌‍‌ ​​‌‍‌‌‌ ​‍‌ ​ ‌ ​​‌‍‌‌‌‍​ ‌ ‌​‌‍‍‌‌ ‌‍‌‍‌‌​ ‌‌ ​​‌ ‌‌‌‍​‍‌‍ ​‌‍‍‌‌ ​ ‌‍‍​‌‍‌‌‌‍‌​​‍​‍‌ ‌
A Grid Modernization Forum (GMF) was formed by NJBPU as the
mechanism to bring expert industry advisors together with the four
NJ EDCs in order to fully vet issues relating to distribution system
functional evolution across the state. The forum is designed to host
specific workgroups that are organized around key topical agendas;
the initial workgroup named Integrated Distribution and DER
(IDDER) was created in 2024 and tasked with developing
recommendations for critical content needed in future EDC filed
upgrade plans.​​​​‌ ‍ ​‍​‍‌‍ ‌ ​‍‌‍‍‌‌‍‌ ‌‍‍‌‌‍ ‍​‍​‍​ ‍‍​‍​‍‌ ​ ‌‍​‌‌‍ ‍‌‍‍‌‌ ‌​‌ ‍‌​‍ ‍‌‍‍‌‌‍ ​‍​‍​‍ ​​‍​‍‌‍‍​‌ ​‍‌‍‌‌‌‍‌‍​‍​‍​ ‍‍​‍​‍‌‍‍​‌ ‌​‌ ‌​‌ ​​​ ‍‍​‍ ​‍ ‌‍ ​‌‍ ‌‍​ ‌‍​‌‌‍ ​‌‍‍​‌‍ ‌ ​ ‌ ‌​​ ‍‍​ ​ ​ ​ ​ ​ ​ ​ ​‍ ‌‍‍‌‌‍ ‍‌ ‌​‌‍‌‌‌‍ ‍‌ ‌​​‍ ‌‍‌‌‌‍‌​‌‍‍‌‌ ‌​​‍ ‌‍ ‌‌‍ ‌‍‌​‌‍‌‌​ ‌‌ ​​‌ ​‍‌‍‌‌‌ ​ ‌‍‌‌‌‍ ‍‌ ‌​‌‍​‌‌ ‌​‌‍‍‌‌‍ ‌‍ ‍​ ‍ ‌‍‍‌‌‍‌​​ ‌​ ‌​‌‍‌‍​ ‌‍​ ‍‌​ ‌‌​ ​‌​ ‍​‌‍‌‍​‍ ‌​ ​ ​ ‌‍​ ​​​ ​ ​‍ ‌​ ‌​​ ‍​‌‍‌​​ ‌‍​‍ ‌​ ‍​‌‍​‍‌‍‌‍​ ‍​​‍ ‌​ ‍​​ ​​​ ​ ​ ‌‌​ ‌ ‌‍‌​​ ​​‌‍​‌​ ‌​​ ‍‌‌‍‌‍​ ‌‌​ ‍ ‌ ‌​‌ ‍‌‌ ​​‌‍‌‌​ ‌‌ ​​‌ ​‍‌‍ ‌‍‌ ‌ ​‍‌‍​‌‌‍ ‌​ ‍ ‌ ​​‌‍​‌‌ ‌​‌‍‍​​ ‌‌‍​ ‌‍ ‌‍ ‍‌ ‌​‌‍‌‌‌‍ ‍‌ ‌​‌‌​ ‌‍‌‌‌‍​ ‌ ‌​‌‍‍‌‌‍ ‌‍ ‍‌ ​ ​‍‌‌​ ‌‌‌​​‍‌‌ ‌‍‍ ‌‍‌‌‌ ‍‌​‍‌‌​ ​ ‌​‌​​‍‌‌​ ​ ‌​‌​​‍‌‌​ ​‍​ ​‍‌‍​ ​ ​ ‌‍​ ‌‍​‌​ ‍‌‌‍‌‌‌‍‌​​ ​‍‌‍‌‌​ ‌‌‌‍‌‌​ ​‍​‍‌‌​ ​‍​ ​‍​‍‌‌​ ‌‌‌​‌​​‍ ‍‌‍​ ‌‍ ‌‍ ‍‌ ‌​‌‍‌‌‌‍ ‍‌ ‌​​‍‌‌​ ‌‌‌​​‍‌‌ ‌‍‍ ‌‍‌‌‌ ‍‌​‍‌‌​ ​ ‌​‌​​‍‌‌​ ​ ‌​‌​​‍‌‌​ ​‍​ ​‍​ ​ ​ ‍‌​ ‌‌​ ‌‌​ ‍​‌‍‌‌‌‍​‌​ ‌‍​ ‍‌​ ​‌‌‍​ ​ ‌‌​‍‌‌​ ​‍​ ​‍​‍‌‌​ ‌‌‌​‌​​‍ ‍‌‍​ ‌‍‍​‌‍‍‌‌‍ ​‌‍‌​‌ ​‍‌‍‌‌‌‍ ‍​‍‌‌​ ‌‌‌​​‍‌‌ ‌‍‍ ‌‍‌‌‌ ‍‌​‍‌‌​ ​ ‌​‌​​‍‌‌​ ​ ‌​‌​​‍‌‌​ ​‍​ ​‍​ ​​​ ‌‍‌‍​‍​ ‌‌​ ​‍​ ‍​‌‍‌​​ ‌ ​ ​‍‌‍‌‌​ ​ ​ ‌​​‍‌‌​ ​‍​ ​‍​‍‌‌​ ‌‌‌​‌​​‍ ‍‌ ‌​‌‍‌‌‌ ‍​‌ ‌​​ ‌‍​‍‌‍​‌‌ ​ ‌‍‌‌‌‌‌‌‌ ​‍‌‍ ​​ ‌‌‍‍​‌ ‌​‌ ‌​‌ ​​​‍‌‌​ ​ ‌​​‌​‍‌‌​ ​‍‌​‌‍​‍‌‌​ ​‍‌​‌‍‌‍ ​‌‍ ‌‍​ ‌‍​‌‌‍ ​‌‍‍​‌‍ ‌ ​ ‌ ‌​​‍‌‌​ ​ ‌​​‌​ ​ ​ ​ ​ ​ ​ ​ ​‍‌‍‌‍‍‌‌‍‌​​ ‌​ ‌​‌‍‌‍​ ‌‍​ ‍‌​ ‌‌​ ​‌​ ‍​‌‍‌‍​‍ ‌​ ​ ​ ‌‍​ ​​​ ​ ​‍ ‌​ ‌​​ ‍​‌‍‌​​ ‌‍​‍ ‌​ ‍​‌‍​‍‌‍‌‍​ ‍​​‍ ‌​ ‍​​ ​​​ ​ ​ ‌‌​ ‌ ‌‍‌​​ ​​‌‍​‌​ ‌​​ ‍‌‌‍‌‍​ ‌‌​‍‌‍‌ ‌​‌ ‍‌‌ ​​‌‍‌‌​ ‌‌ ​​‌ ​‍‌‍ ‌‍‌ ‌ ​‍‌‍​‌‌‍ ‌​‍‌‍‌ ​​‌‍​‌‌ ‌​‌‍‍​​ ‌‌‍​ ‌‍ ‌‍ ‍‌ ‌​‌‍‌‌‌‍ ‍‌ ‌​‌‌​ ‌‍‌‌‌‍​ ‌ ‌​‌‍‍‌‌‍ ‌‍ ‍‌ ​ ​‍‌‌​ ‌‌‌​​‍‌‌ ‌‍‍ ‌‍‌‌‌ ‍‌​‍‌‌​ ​ ‌​‌​​‍‌‌​ ​ ‌​‌​​‍‌‌​ ​‍​ ​‍‌‍​ ​ ​ ‌‍​ ‌‍​‌​ ‍‌‌‍‌‌‌‍‌​​ ​‍‌‍‌‌​ ‌‌‌‍‌‌​ ​‍​‍‌‌​ ​‍​ ​‍​‍‌‌​ ‌‌‌​‌​​‍ ‍‌‍​ ‌‍ ‌‍ ‍‌ ‌​‌‍‌‌‌‍ ‍‌ ‌​​‍‌‌​ ‌‌‌​​‍‌‌ ‌‍‍ ‌‍‌‌‌ ‍‌​‍‌‌​ ​ ‌​‌​​‍‌‌​ ​ ‌​‌​​‍‌‌​ ​‍​ ​‍​ ​ ​ ‍‌​ ‌‌​ ‌‌​ ‍​‌‍‌‌‌‍​‌​ ‌‍​ ‍‌​ ​‌‌‍​ ​ ‌‌​‍‌‌​ ​‍​ ​‍​‍‌‌​ ‌‌‌​‌​​‍ ‍‌‍​ ‌‍‍​‌‍‍‌‌‍ ​‌‍‌​‌ ​‍‌‍‌‌‌‍ ‍​‍‌‌​ ‌‌‌​​‍‌‌ ‌‍‍ ‌‍‌‌‌ ‍‌​‍‌‌​ ​ ‌​‌​​‍‌‌​ ​ ‌​‌​​‍‌‌​ ​‍​ ​‍​ ​​​ ‌‍‌‍​‍​ ‌‌​ ​‍​ ‍​‌‍‌​​ ‌ ​ ​‍‌‍‌‌​ ​ ​ ‌​​‍‌‌​ ​‍​ ​‍​‍‌‌​ ‌‌‌​‌​​‍ ‍‌ ‌​‌‍‌‌‌ ‍​‌ ‌​​‍‌‍‌ ​​‌‍‌‌‌ ​‍‌ ​ ‌ ​​‌‍‌‌‌‍​ ‌ ‌​‌‍‍‌‌ ‌‍‌‍‌‌​ ‌‌ ​​‌ ‌‌‌‍​‍‌‍ ​‌‍‍‌‌ ​ ‌‍‍​‌‍‌‌‌‍‌​​‍​‍‌ ‌